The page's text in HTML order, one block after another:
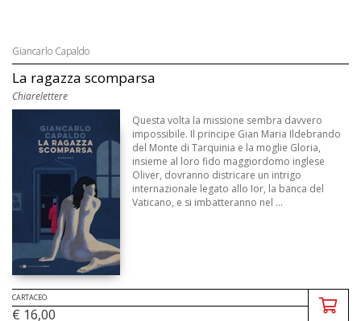
Giancarlo Capaldo
La ragazza scomparsa
Chiarelettere
Questa volta la missione sembra davvero
impossibile. Il principe Gian Maria Ildebrando
del Monte di Tarquinia e la moglie Gloria,
insieme al loro fido maggiordomo inglese
Oliver, dovranno districare un intrigo
internazionale legato allo Ior, la banca del
Vaticano, e si imbatteranno nel ...
CARTACEO
€ 16,00